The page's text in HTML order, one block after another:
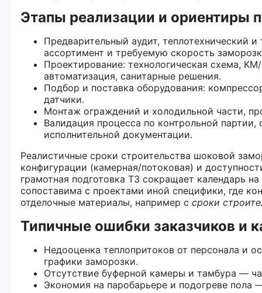
Этапы реализации и ориентиры
Предварительный аудит, теплотехнический
ассортимент и требуемую скорость
Проектирование: технологическая схема,
автоматизация, санитарные решения.
Подбор и поставка оборудования:
датчики.
Монтаж ограждений и холодильной части,
Валидация процесса по контрольной партии,
исполнительной документации.
Реалистичные сроки строительства шоковой
конфигурации (камерная/потоковая) и
грамотная подготовка ТЗ сокращает календарь
сопоставима с проектами иной специфики, где
отделочные материалы, например с сроки
Типичные ошибки заказчиков и
Недооценка теплопритоков от персонала и
графики заморозки.
Отсутствие буферной камеры и тамбура —
Экономия на паробарьерe и подогреве пола